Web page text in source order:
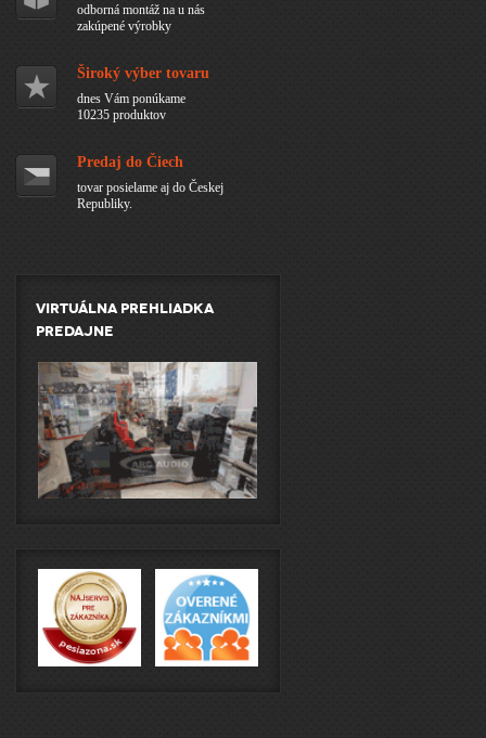
odborná montáž na u nás
zakúpené výrobky
Široký výber tovaru
dnes Vám ponúkame
10235 produktov
Predaj do Čiech
tovar posielame aj do Českej
Republiky.
Virtuálna prehliadka
predajne